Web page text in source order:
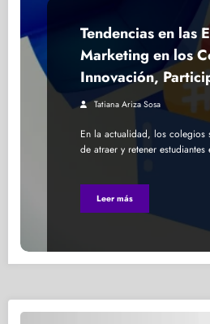
Tendencias en las
Marketing en los
Innovación,
Experiencia
Tatiana Ariza Sosa
En la actualidad, los colegios
de atraer y retener
Leer más